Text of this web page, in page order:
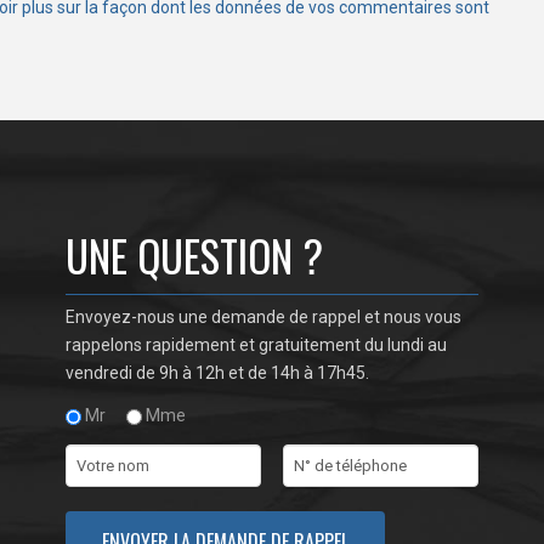
plus sur la façon dont les données de vos commentaires sont
UNE QUESTION ?
Envoyez-nous une demande de rappel et nous vous
rappelons rapidement et gratuitement du lundi au
vendredi de 9h à 12h et de 14h à 17h45.
Mr Mme